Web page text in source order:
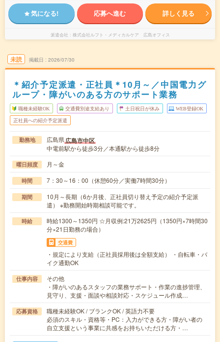
気になる! 応募へ進む 詳しく見る
派遣会社 株式会社ルフト・メディカルケア 広島オフィス
未読 掲載日 2026/07/30
＊紹介予定派遣・正社員＊10月～／中国電力グ
ループ・障がいのある方のサポート業務
職種未経験OK 交通費別途支給あり 土日祝日が休み WEB登録OK
正社員への紹介予定派遣
勤務地 広島県広島市中区
中電前駅から徒歩3分／本通駅から徒歩8分
曜日頻度 月～金
時間 7：30～16：00（休憩60分／実働7時間30分）
期間
10月～長期（6か月後、正社員切り替え予定の紹介予定派
遣） ※勤務開始時期相談可能です。
時給
時給1300～1350円 ☆月収例:21万2625円（1350円×7時間30
分×21日勤務の場合）
交通費
・規定により支給（正社員採用後は全額支給） ・自転車・バ
イク通勤OK
仕事内容
その他
・障がいのあるスタッフの業務サポート・作業の進捗管理、
見守り、支援・面談や相談対応・スケジュール作成…
応募資格
職種未経験OK / ブランクOK / 英語力不要
必須のスキル・資格等・PC：入力ができる方・障がい者の
自立支援という事業に共感をお持ちいただける方・…